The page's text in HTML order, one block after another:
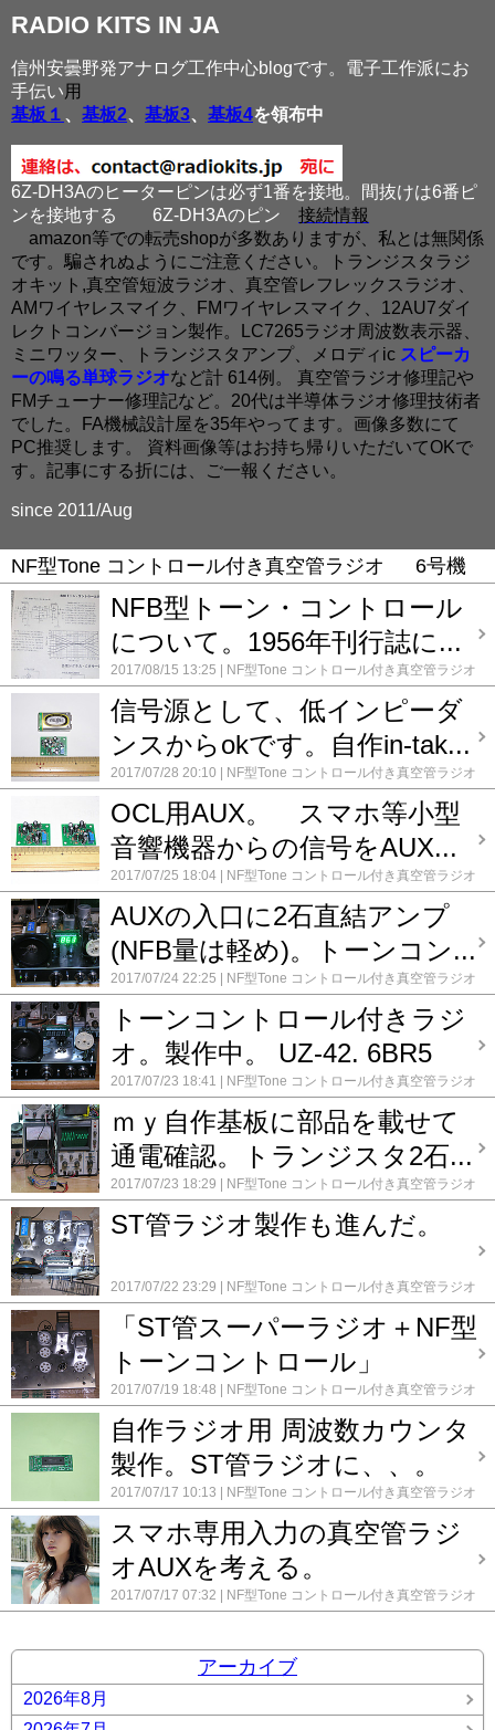
RADIO KITS IN JA
信州安曇野発アナログ工作中心blogです。電子工作派にお
手伝い用
基板１ 、 基板2、 基板3、 基板4を領布中
6Z-DH3Aのヒーターピンは必ず1番を接地。間抜けは6番ピ
ンを接地する
6Z-DH3Aのピン 接続情報
amazon等での転売shopが多数ありますが、私とは無関係
です。騙されぬようにご注意ください。トランジスタラジ
オキット,真空管短波ラジオ、真空管レフレックスラジオ、
AMワイヤレスマイク、FMワイヤレスマイク、12AU7ダイ
レクトコンバージョン製作。LC7265ラジオ周波数表示器、
ミニワッター、トランジスタアンプ、メロディic スピーカ
ーの鳴る単球ラジオなど計 614例。 真空管ラジオ修理記や
FMチューナー修理記など。20代は半導体ラジオ修理技術者
でした。FA機械設計屋を35年やってます。画像多数にて
PC推奨します。 資料画像等はお持ち帰りいただいてOKで
す。記事にする折には、ご一報ください。
since 2011/Aug
NF型Tone コントロール付き真空管ラジオ 6号機
NFB型トーン・コントロール
について。1956年刊行誌に...
2017/08/15 13:25
NF型Tone コントロール付き真空管ラジオ
6号機
NF型Tone コントロール付き真空管ラジオ 2号
機
NF型Tone コントロール付き真空管ラジオ 4号機
NF
型Tone コントロール付き真空管ラジオ 5号機
NF型Tone
コントロール付き真空管ラジオ 7号機
ロクタル管ラジオ
第8号機。TC付
コメント(0)
信号源として、低インピーダ
ンスからokです。自作in-tak...
2017/07/28 20:10
NF型Tone コントロール付き真空管ラジオ
6号機
コメント(0)
OCL用AUX。 スマホ等小型
音響機器からの信号をAUX...
2017/07/25 18:04
NF型Tone コントロール付き真空管ラジオ
6号機
録録 ★ コメント(0)
AUXの入口に2石直結アンプ
(NFB量は軽め)。トーンコン...
2017/07/24 22:25
NF型Tone コントロール付き真空管ラジオ
6号機
コメント(0)
トーンコントロール付きラジ
オ。製作中。 UZ-42. 6BR5
2017/07/23 18:41
NF型Tone コントロール付き真空管ラジオ
6号機
コメント(0)
ｍｙ自作基板に部品を載せて
通電確認。トランジスタ2石...
2017/07/23 18:29
NF型Tone コントロール付き真空管ラジオ
6号機
コメント(0)
ST管ラジオ製作も進んだ。
2017/07/22 23:29
NF型Tone コントロール付き真空管ラジオ
6号機
コメント(0)
「ST管スーパーラジオ＋NF型
トーンコントロール」
2017/07/19 18:48
NF型Tone コントロール付き真空管ラジオ
6号機
コメント(0)
自作ラジオ用 周波数カウンタ
製作。ST管ラジオに、、。
2017/07/17 10:13
NF型Tone コントロール付き真空管ラジオ
6号機
コメント(0)
スマホ専用入力の真空管ラジ
オAUXを考える。
2017/07/17 07:32
NF型Tone コントロール付き真空管ラジオ
6号機
コメント(0)
アーカイブ
2026年8月